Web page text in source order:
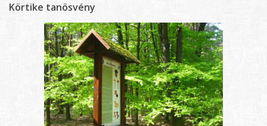
Körtike tanösvény